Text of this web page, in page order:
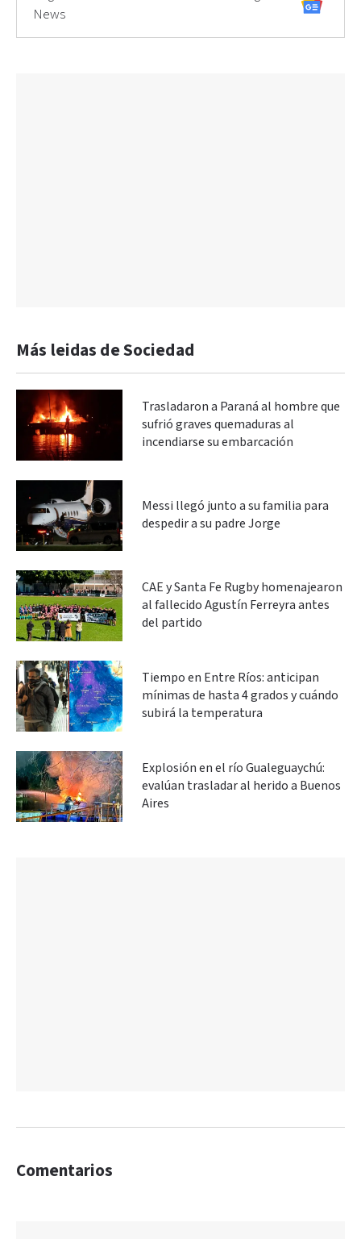
News
Más leidas de Sociedad
Trasladaron a Paraná al hombre que
sufrió graves quemaduras al
incendiarse su embarcación
Messi llegó junto a su familia para
despedir a su padre Jorge
CAE y Santa Fe Rugby homenajearon
al fallecido Agustín Ferreyra antes
del partido
Tiempo en Entre Ríos: anticipan
mínimas de hasta 4 grados y cuándo
subirá la temperatura
Explosión en el río Gualeguaychú:
evalúan trasladar al herido a Buenos
Aires
Comentarios